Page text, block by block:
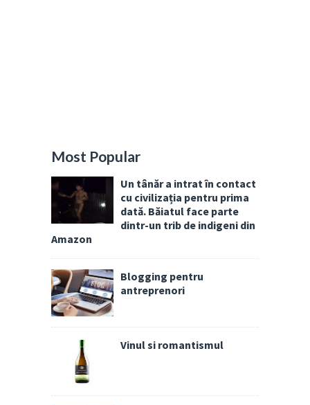
Most Popular
Un tânăr a intrat în contact
cu civilizația pentru prima
dată. Băiatul face parte
dintr-un trib de indigeni din
Amazon
Blogging pentru
antreprenori
Vinul si romantismul